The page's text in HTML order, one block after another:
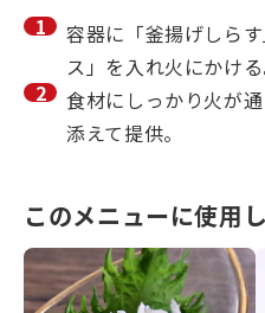
容器に「釜揚げしら
ス」を入れ火にかける
食材にしっかり火が
添えて提供。
このメニューに使用